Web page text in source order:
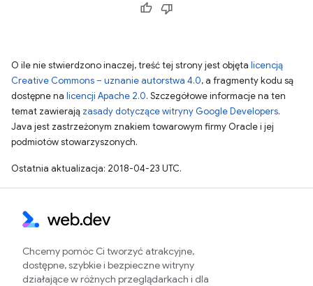
O ile nie stwierdzono inaczej, treść tej strony jest objęta licencją
Creative Commons – uznanie autorstwa 4.0, a fragmenty kodu są
dostępne na licencji Apache 2.0. Szczegółowe informacje na ten
temat zawierają zasady dotyczące witryny Google Developers.
Java jest zastrzeżonym znakiem towarowym firmy Oracle i jej
podmiotów stowarzyszonych.
Ostatnia aktualizacja: 2018-04-23 UTC.
Chcemy pomóc Ci tworzyć atrakcyjne,
dostępne, szybkie i bezpieczne witryny
działające w różnych przeglądarkach i dla